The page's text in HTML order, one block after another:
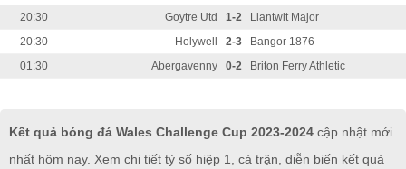
20:30
Goytre Utd 1-2
Llantwit Major
20:30
Holywell 2-3
Bangor 1876
01:30
Abergavenny 0-2 Briton Ferry Athletic
Kết quả bóng đá Wales Challenge Cup 2023-2024 cập nhật mới
nhất hôm nay. Xem chi tiết tỷ số hiệp 1, cả trận, diễn biến kết quả